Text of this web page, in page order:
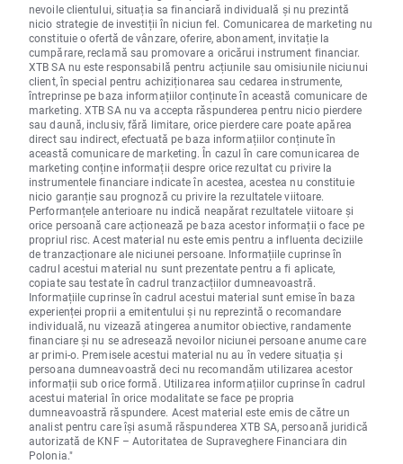
nevoile clientului, situația sa financiară individuală și nu prezintă
nicio strategie de investiții în niciun fel. Comunicarea de marketing nu
constituie o ofertă de vânzare, oferire, abonament, invitație la
cumpărare, reclamă sau promovare a oricărui instrument financiar.
XTB SA nu este responsabilă pentru acțiunile sau omisiunile niciunui
client, în special pentru achiziționarea sau cedarea instrumente,
întreprinse pe baza informațiilor conținute în această comunicare de
marketing. XTB SA nu va accepta răspunderea pentru nicio pierdere
sau daună, inclusiv, fără limitare, orice pierdere care poate apărea
direct sau indirect, efectuată pe baza informațiilor conținute în
această comunicare de marketing. În cazul în care comunicarea de
marketing conține informații despre orice rezultat cu privire la
instrumentele financiare indicate în acestea, acestea nu constituie
nicio garanție sau prognoză cu privire la rezultatele viitoare.
Performanțele anterioare nu indică neapărat rezultatele viitoare și
orice persoană care acționează pe baza acestor informații o face pe
propriul risc. Acest material nu este emis pentru a influenta deciziile
de tranzacționare ale niciunei persoane. Informațiile cuprinse în
cadrul acestui material nu sunt prezentate pentru a fi aplicate,
copiate sau testate în cadrul tranzacțiilor dumneavoastră.
Informațiile cuprinse în cadrul acestui material sunt emise în baza
experienței proprii a emitentului și nu reprezintă o recomandare
individuală, nu vizează atingerea anumitor obiective, randamente
financiare și nu se adresează nevoilor niciunei persoane anume care
ar primi-o. Premisele acestui material nu au în vedere situația și
persoana dumneavoastră deci nu recomandăm utilizarea acestor
informații sub orice formă. Utilizarea informațiilor cuprinse în cadrul
acestui material în orice modalitate se face pe propria
dumneavoastră răspundere. Acest material este emis de către un
analist pentru care își asumă răspunderea XTB SA, persoană juridică
autorizată de KNF – Autoritatea de Supraveghere Financiara din
Polonia."